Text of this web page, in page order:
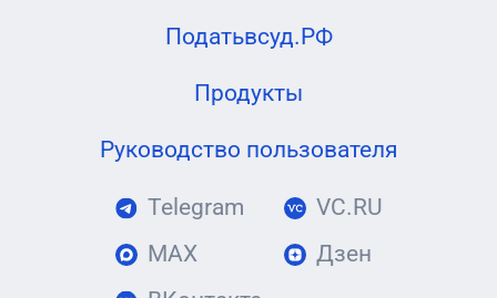
Податьвсуд.РФ
Продукты
Руководство пользователя
Telegram
MAX
VC.RU
Дзен